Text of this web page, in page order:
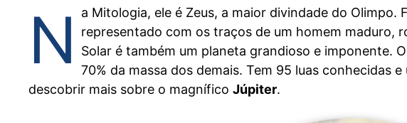
N
a Mitologia, ele é Zeus, a maior divindade do Olimpo.
representado com os traços de um homem maduro,
Solar é também um planeta grandioso e imponente.
70% da massa dos demais. Tem 95 luas conhecidas
descobrir mais sobre o magnífico Júpiter.